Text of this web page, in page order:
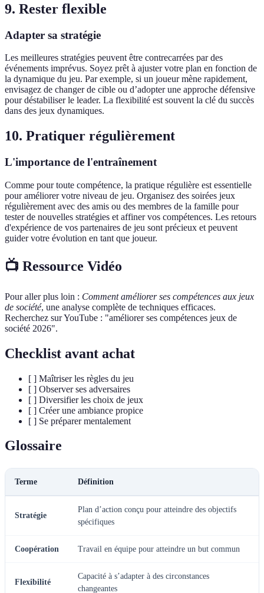
9. Rester flexible
Adapter sa stratégie
Les meilleures stratégies peuvent être contrecarrées par des
événements imprévus. Soyez prêt à ajuster votre plan en fonction de
la dynamique du jeu. Par exemple, si un joueur mène rapidement,
envisagez de changer de cible ou d’adopter une approche défensive
pour déstabiliser le leader. La flexibilité est souvent la clé du succès
dans des jeux dynamiques.
10. Pratiquer régulièrement
L'importance de l'entraînement
Comme pour toute compétence, la pratique régulière est essentielle
pour améliorer votre niveau de jeu. Organisez des soirées jeux
régulièrement avec des amis ou des membres de la famille pour
tester de nouvelles stratégies et affiner vos compétences. Les retours
d'expérience de vos partenaires de jeu sont précieux et peuvent
guider votre évolution en tant que joueur.
📺 Ressource Vidéo
Pour aller plus loin : Comment améliorer ses compétences aux jeux
de société, une analyse complète de techniques efficaces.
Recherchez sur YouTube : "améliorer ses compétences jeux de
société 2026".
Checklist avant achat
[ ] Maîtriser les règles du jeu
[ ] Observer ses adversaires
[ ] Diversifier les choix de jeux
[ ] Créer une ambiance propice
[ ] Se préparer mentalement
Glossaire
Terme Définition
Stratégie
Plan d’action conçu pour atteindre des objectifs
spécifiques
Coopération Travail en équipe pour atteindre un but commun
Flexibilité
Capacité à s’adapter à des circonstances
changeantes